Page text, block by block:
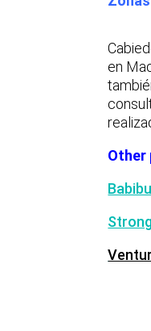
en
Other